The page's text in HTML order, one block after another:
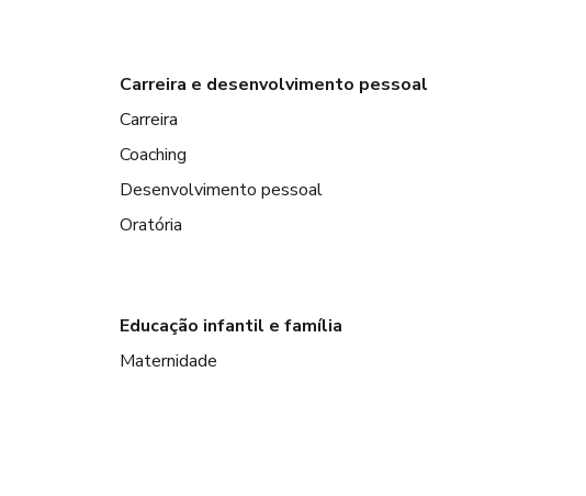
Carreira e desenvolvimento pessoal
Carreira
Coaching
Desenvolvimento pessoal
Oratória
Educação infantil e família
Maternidade